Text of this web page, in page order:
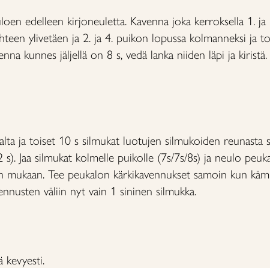
edelleen kirjoneuletta. Kavenna joka kerroksella 1. ja
ylivetäen ja 2. ja 4. puikon lopussa kolmanneksi ja
kunnes jäljellä on 8 s, vedä lanka niiden läpi ja
ja toiset 10 s silmukat luotujen silmukoiden reunasta
s). Jaa silmukat kolmelle puikolle (7s/7s/8s) ja neulo
Tee peukalon kärkikavennukset samoin kun
väliin nyt vain 1 sininen silmukka.
kevyesti.